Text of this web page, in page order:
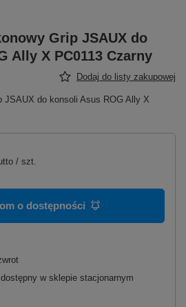
Grip JSAUX do
Ally X PC0113 Czarny
Dodaj do listy zakupowej
JSAUX do konsoli Asus ROG Ally X
/ szt.
o dostępności
w sklepie stacjonarnym